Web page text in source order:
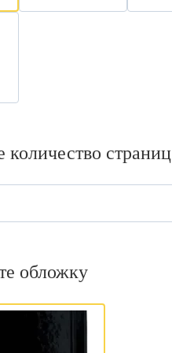
количество страниц
обложку